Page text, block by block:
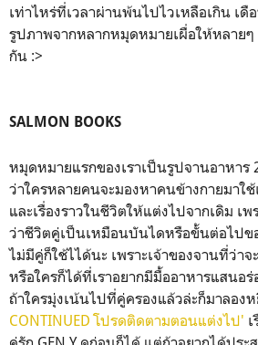
เท่าไหร่ที่เวลาผ่านพ้นไปไวเหลือเกิน เดื
รูปภาพจากหลากหมุดหมายเผื่อให้หลาย
กัน :>
SALMON BOOKS
หมุดหมายแรกของเราเป็นรูปจานอาหาร
ว่าใครหลายคนจะมองหาคนข้างกายมาใ
และเรื่องราวในชีวิตให้แต่งไปจากเดิม เ
ว่าชีวิตคู่เป็นเหมือนบันไดหรือขั้นต่อไปข
ไม่มีคู่ก็ใช้ไได้นะ เพราะเจ้าของจานที่ว่า
หรือใครก็ได้ที่เราอยากมีมื้ออาหารแสนอ
ถ้าใครมุ่งเน้นไปที่คู่ครองแล้วล่ะก็มาลอง
CONTINUED โปรดติดตามตอนแต่งไป'